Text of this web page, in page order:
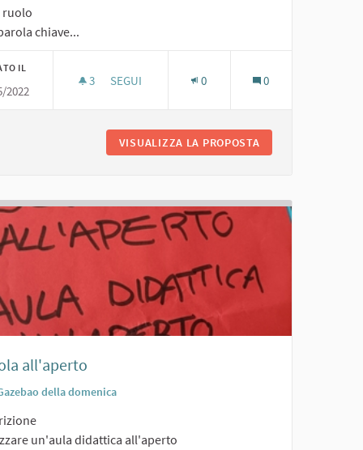
ruolo
chiave...
IL
2022
3 3 SOSTENITORI
SEGUI 0 0
VISUALIZZA LA PROPOSTA
all'aperto
della domenica
un'aula didattica all'aperto